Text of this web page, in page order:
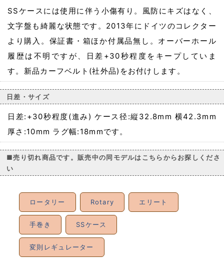
SSケースには使用に伴う小傷有り。風防にキズはなく、
文字盤も綺麗な状態です。2013年にドイツのコレクター
より購入。保証書・箱ほか付属品無し。オーバーホール
履歴は不明ですが、日差+30秒程度をキープしていま
す。新品カーフベルト(社外品)をお付けします。
日差・サイズ
日差:+30秒程度(進み) ケース径:縦32.8mm 横42.3mm
厚さ:10mm ラグ幅:18mmです。
■売り切れ商品です。販売中の同モデルはこちらからお探しくださ
い
ロータリー Rotary エリート
手巻き SSケース
変則レギュレーター